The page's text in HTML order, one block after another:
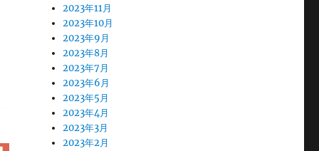
2023年11月
2023年10月
2023年9月
2023年8月
2023年7月
2023年6月
2023年5月
2023年4月
2023年3月
2023年2月